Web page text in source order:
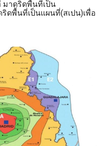
มาดริดพื้นที่เป็น
ดพื้นที่เป็นแผนที่(สเปน)เพื่อ